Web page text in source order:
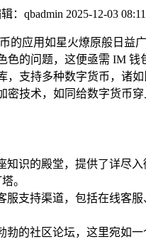
：qbadmin 2025-12-03
的应用如星火燎原般日益广
色的问题，这便亟需 IM
，支持多种数字货币，诸
密技术，如同给数字货币
知识的殿堂，提供了详尽
。
服支持渠道，包括在线客
勃的社区论坛，这里宛如